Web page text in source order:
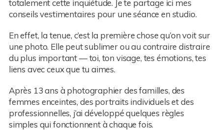
totalement cette inquiétude. Je te partage ici mes
conseils vestimentaires pour une séance en studio.
En effet, la tenue, c’est la première chose qu’on voit sur
une photo. Elle peut sublimer ou au contraire distraire
du plus important — toi, ton visage, tes émotions, tes
liens avec ceux que tu aimes.
Après 13 ans à photographier des familles, des
femmes enceintes, des portraits individuels et des
professionnelles, j’ai développé quelques règles
simples qui fonctionnent à chaque fois.